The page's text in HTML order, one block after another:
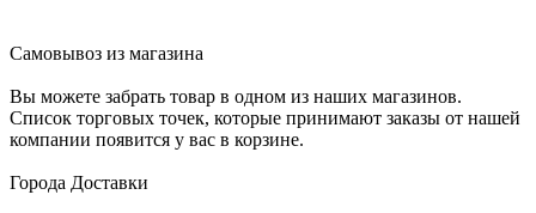
Самовывоз из магазина
Вы можете забрать товар в одном из наших магазинов.
Список торговых точек, которые принимают заказы от нашей
компании появится у вас в корзине.
Города Доставки